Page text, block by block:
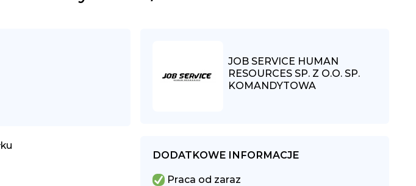
JOB SERVICE HUMAN
RESOURCES SP. Z O.O. SP.
KOMANDYTOWA
DODATKOWE INFORMACJE
Praca od zaraz